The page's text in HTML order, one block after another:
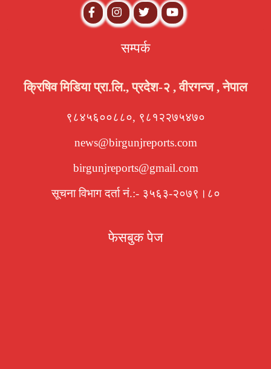
सम्पर्क
क्रिषिव मिडिया प्रा.लि., प्रदेश-२ , वीरगन्ज , नेपाल
९८४५६००८८०, ९८१२२७५४७०
news@birgunjreports.com
birgunjreports@gmail.com
सूचना विभाग दर्ता नं.:- ३५६३-२०७९।८०
फेसबुक पेज